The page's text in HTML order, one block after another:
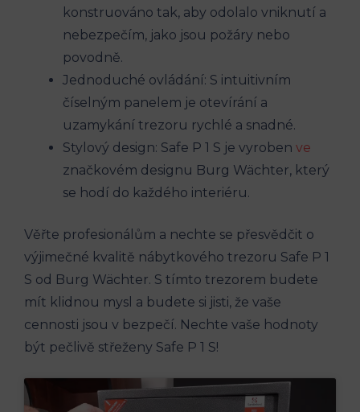
konstruováno tak, aby odolalo vniknutí a
nebezpečím, jako jsou požáry nebo
povodně.
Jednoduché ovládání: S intuitivním
číselným panelem je otevírání a
uzamykání trezoru rychlé a snadné.
Stylový design: Safe P 1 S je vyroben ve
značkovém designu Burg Wächter, který
se hodí do každého interiéru.
Věřte profesionálům a nechte se přesvědčit o
výjimečné kvalitě nábytkového trezoru Safe P 1
S od Burg Wächter. S tímto trezorem budete
mít klidnou mysl a budete si jisti, že vaše
cennosti jsou v bezpečí. Nechte vaše hodnoty
být pečlivě střeženy Safe P 1 S!